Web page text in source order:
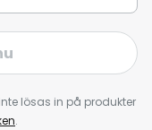
lösas in på produkter
.